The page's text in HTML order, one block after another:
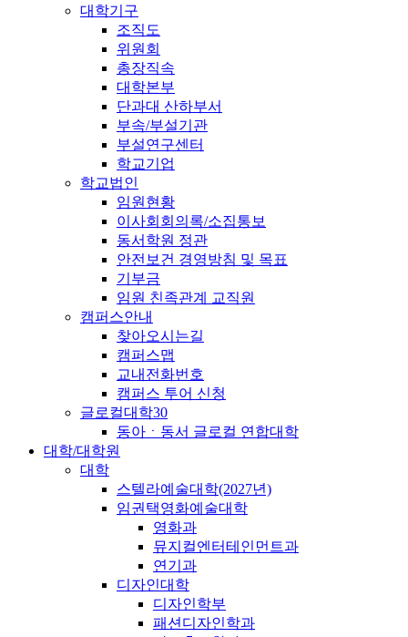
대학기구
조직도
위원회
총장직속
대학본부
단과대 산하부서
부속/부설기관
부설연구센터
학교기업
학교법인
임원현황
이사회회의록/소집통보
동서학원 정관
안전보건 경영방침 및 목표
기부금
임원 친족관계 교직원
캠퍼스안내
찾아오시는길
캠퍼스맵
교내전화번호
캠퍼스 투어 신청
글로컬대학30
동아ㆍ동서 글로컬 연합대학
대학/대학원
대학
스텔라예술대학(2027년)
임권택영화예술대학
영화과
뮤지컬엔터테인먼트과
연기과
디자인대학
디자인학부
패션디자인학과